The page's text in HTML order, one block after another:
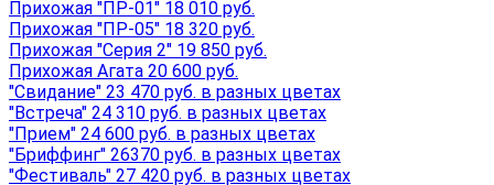
Прихожая "ПР-01" 18 010 руб.
Прихожая "ПР-05" 18 320 руб.
Прихожая "Серия 2" 19 850 руб.
Прихожая Агата 20 600 руб.
"Свидание" 23 470 руб. в разных цветах
"Встреча" 24 310 руб. в разных цветах
"Прием" 24 600 руб. в разных цветах
"Бриффинг" 26370 руб. в разных цветах
"Фестиваль" 27 420 руб. в разных цветах